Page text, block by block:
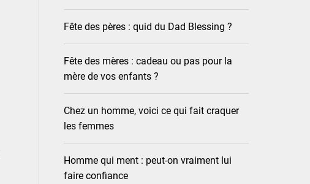
Fête des pères : quid du Dad Blessing ?
Fête des mères : cadeau ou pas pour la
mère de vos enfants ?
Chez un homme, voici ce qui fait craquer
les femmes
Homme qui ment : peut-on vraiment lui
faire confiance